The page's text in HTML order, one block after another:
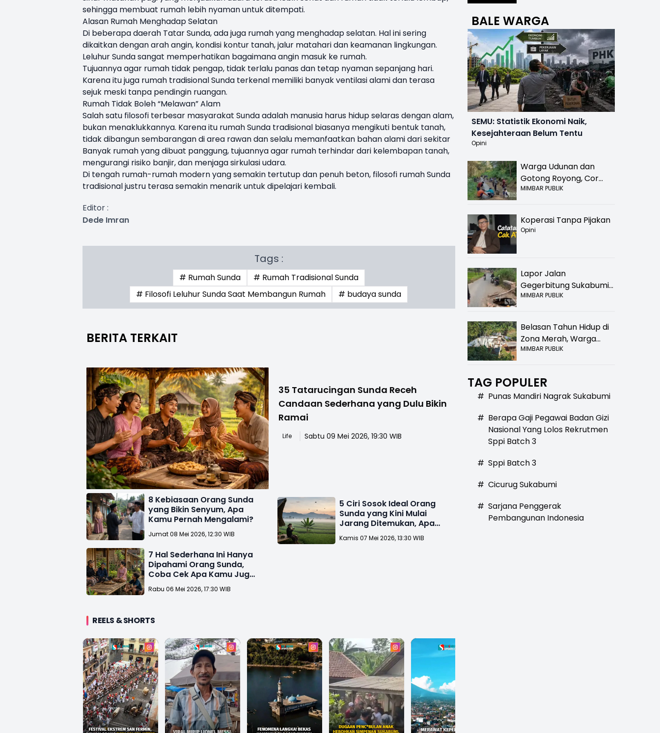
sehingga membuat rumah lebih nyaman untuk ditempati.
Alasan Rumah Menghadap Selatan
Di beberapa daerah Tatar Sunda, ada juga rumah yang menghadap selatan. Hal ini sering
dikaitkan dengan arah angin, kondisi kontur tanah, jalur matahari dan keamanan lingkungan.
Leluhur Sunda sangat memperhatikan bagaimana angin masuk ke rumah.
Tujuannya agar rumah tidak pengap, tidak terlalu panas dan tetap nyaman sepanjang hari.
Karena itu juga rumah tradisional Sunda terkenal memiliki banyak ventilasi alami dan terasa
sejuk meski tanpa pendingin ruangan.
Rumah Tidak Boleh “Melawan” Alam
Salah satu filosofi terbesar masyarakat Sunda adalah manusia harus hidup selaras dengan alam,
bukan menaklukkannya. Karena itu rumah Sunda tradisional biasanya mengikuti bentuk tanah,
tidak dibangun sembarangan di area rawan dan selalu memanfaatkan bahan alami dari sekitar
Banyak rumah yang dibuat panggung, tujuannya agar rumah terhindar dari kelembapan tanah,
mengurangi risiko banjir, dan menjaga sirkulasi udara.
Di tengah rumah-rumah modern yang semakin tertutup dan penuh beton, filosofi rumah Sunda
tradisional justru terasa semakin menarik untuk dipelajari kembali.
Editor :
Dede Imran
Tags :
# Rumah Sunda
# Rumah Tradisional Sunda
# Filosofi Leluhur Sunda Saat Membangun Rumah
# budaya sunda
BERITA TERKAIT
35 Tatarucingan Sunda Receh
Candaan Sederhana yang Dulu Bikin
Ramai
Life Sabtu 09 Mei 2026, 19:30 WIB
8 Kebiasaan Orang Sunda
yang Bikin Senyum, Apa
Kamu Pernah Mengalami?
Jumat 08 Mei 2026, 12:30 WIB
5 Ciri Sosok Ideal Orang
Sunda yang Kini Mulai
Jarang Ditemukan, Apa
Kamu Termasuk?
Kamis 07 Mei 2026, 13:30 WIB
7 Hal Sederhana Ini Hanya
Dipahami Orang Sunda,
Coba Cek Apa Kamu Juga
Paham!
Rabu 06 Mei 2026, 17:30 WIB
REELS & SHORTS
BALE WARGA
SEMU: Statistik Ekonomi Naik,
Kesejahteraan Belum Tentu
Opini
Warga Udunan dan
Gotong Royong, Cor
Jalan Hancur di
MIMBAR PUBLIK
Koperasi Tanpa Pijakan
Opini
Lapor Jalan
Gegerbitung Sukabumi
Bolong! Bahaya Bagi
MIMBAR PUBLIK
Belasan Tahun Hidup di
Zona Merah, Warga
Kampung Nangewer
Relokasi
MIMBAR PUBLIK
TAG POPULER
# Punas Mandiri Nagrak Sukabumi
# Berapa Gaji Pegawai Badan Gizi
Nasional Yang Lolos Rekrutmen
Sppi Batch 3
# Sppi Batch 3
# Cicurug Sukabumi
# Sarjana Penggerak
Pembangunan Indonesia